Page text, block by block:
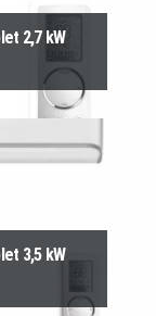
2,7 kW
3,5 kW